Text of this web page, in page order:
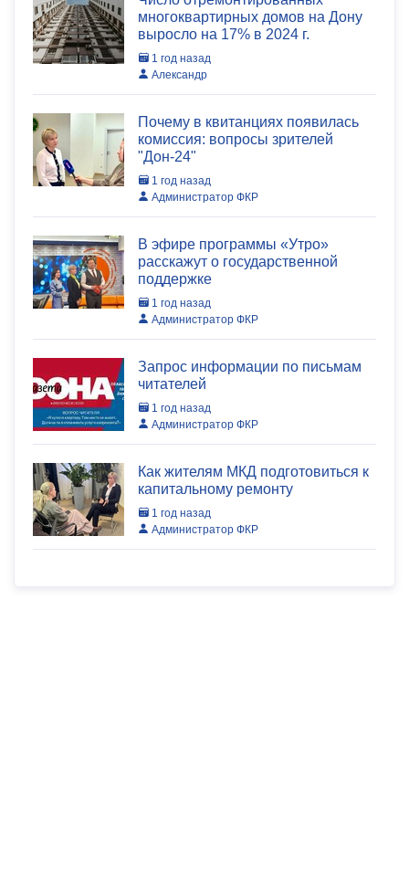
многоквартирных домов на Дону
выросло на 17% в 2024 г.
1 год назад
Александр
Почему в квитанциях появилась
комиссия: вопросы зрителей
"Дон-24"
1 год назад
Администратор ФКР
В эфире программы «Утро»
расскажут о государственной
поддержке
1 год назад
Администратор ФКР
Запрос информации по письмам
читателей
1 год назад
Администратор ФКР
Как жителям МКД подготовиться к
капитальному ремонту
1 год назад
Администратор ФКР